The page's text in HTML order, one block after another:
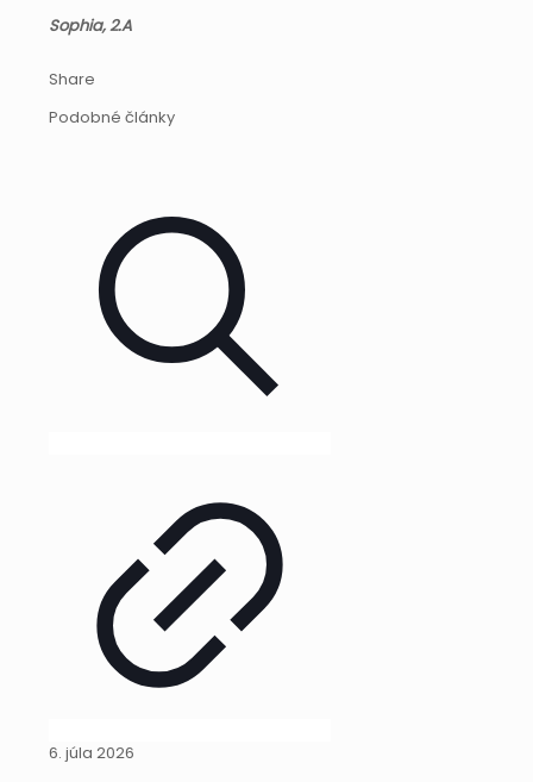
Sophia, 2.A
Share
Podobné články
6. júla 2026